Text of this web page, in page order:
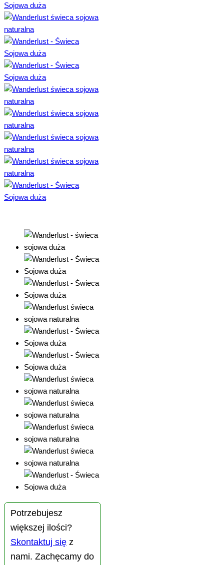
Potrzebujesz
większej ilości?
Skontaktuj się z
nami. Zachęcamy do